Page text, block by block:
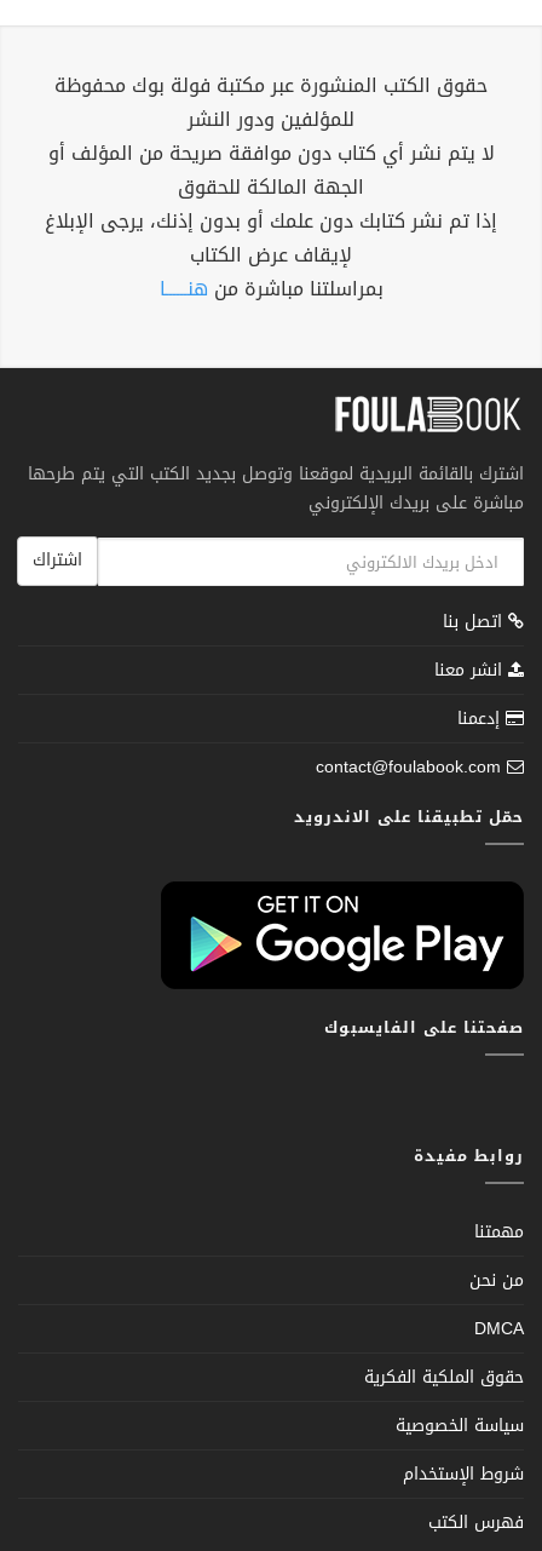
حقوق الكتب المنشورة عبر مكتبة فولة بوك محفوظة
للمؤلفين ودور النشر
لا يتم نشر أي كتاب دون موافقة صريحة من المؤلف أو
الجهة المالكة للحقوق
إذا تم نشر كتابك دون علمك أو بدون إذنك، يرجى الإبلاغ
لإيقاف عرض الكتاب
بمراسلتنا مباشرة من هنــــــا
اشترك بالقائمة البريدية لموقعنا وتوصل بجديد الكتب التي يتم طرحها
مباشرة على بريدك الإلكتروني
اشتراك
اتصل بنا
انشر معنا
إدعمنا
contact@foulabook.com
حمّل تطبيقنا على الاندرويد
صفحتنا على الفايسبوك
روابط مفيدة
مهمتنا
من نحن
DMCA
حقوق الملكية الفكرية
سياسة الخصوصية
شروط الإستخدام
فهرس الكتب